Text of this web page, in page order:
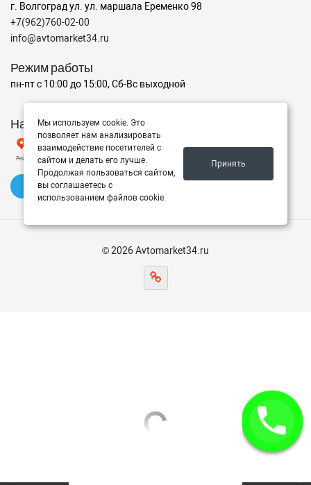
г. Волгоград ул. ул. маршала Еременко 98
+7(962)760-02-00
info@avtomarket34.ru
Режим работы
пн-пт с 10:00 до 15:00, Сб-Вс выходной
Наш рейтинг на Яндексе
✍️ Оставить отзыв
© 2026 Avtomarket34.ru
Мы используем cookie. Это
позволяет нам анализировать
взаимодействие посетителей с
сайтом и делать его лучше.
Продолжая пользоваться сайтом,
вы соглашаетесь с
использованием файлов cookie.
Принять